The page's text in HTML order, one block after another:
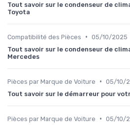
Tout savoir sur le condenseur de
Toyota
Compatibilité des Pièces • 05/10/2025
Tout savoir sur le condenseur de
Mercedes
Pièces par Marque de Voiture • 05/10/
Tout savoir sur le démarreur pour
Pièces par Marque de Voiture • 05/10/